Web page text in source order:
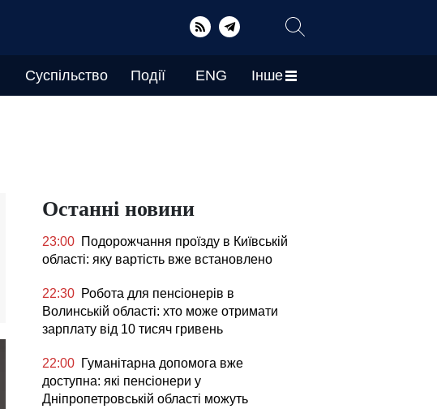
Суспільство Події ENG Інше
Останні новини
23:00 Подорожчання проїзду в Київській
області: яку вартість вже встановлено
22:30 Робота для пенсіонерів в
Волинській області: хто може отримати
зарплату від 10 тисяч гривень
22:00 Гуманітарна допомога вже
доступна: які пенсіонери у
Дніпропетровській області можуть